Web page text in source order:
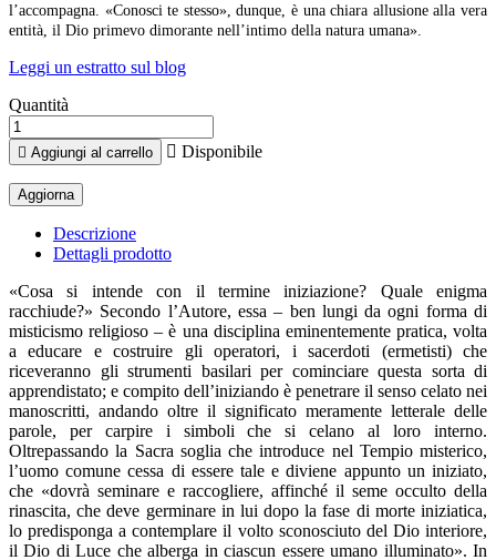
l’accompagna. «Conosci te stesso», dunque, è una chiara allusione alla vera
entità, il Dio primevo dimorante nell’intimo della natura umana».
Leggi un estratto sul blog
Quantità
 Aggiungi al carrello  Disponibile
Descrizione
Dettagli prodotto
«Cosa si intende con il termine iniziazione? Quale enigma
racchiude?» Secondo l’Autore, essa – ben lungi da ogni forma di
misticismo religioso – è una disciplina eminentemente pratica, volta
a educare e costruire gli operatori, i sacerdoti (ermetisti) che
riceveranno gli strumenti basilari per cominciare questa sorta di
apprendistato; e compito dell’iniziando è penetrare il senso celato nei
manoscritti, andando oltre il significato meramente letterale delle
parole, per carpire i simboli che si celano al loro interno.
Oltrepassando la Sacra soglia che introduce nel Tempio misterico,
l’uomo comune cessa di essere tale e diviene appunto un iniziato,
che «dovrà seminare e raccogliere, affinché il seme occulto della
rinascita, che deve germinare in lui dopo la fase di morte iniziatica,
lo predisponga a contemplare il volto sconosciuto del Dio interiore,
il Dio di Luce che alberga in ciascun essere umano illuminato». In